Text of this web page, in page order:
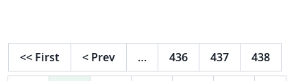
<< First < Prev … 436 437 438